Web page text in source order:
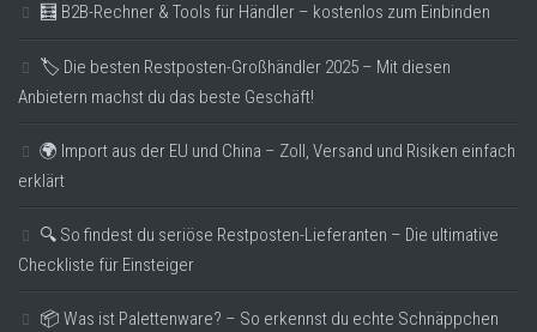
🧮 B2B-Rechner & Tools für Händler – kostenlos zum Einbinden
🏷️ Die besten Restposten-Großhändler 2025 – Mit diesen
Anbietern machst du das beste Geschäft!
🌍 Import aus der EU und China – Zoll, Versand und Risiken einfach
erklärt
🔍 So findest du seriöse Restposten-Lieferanten – Die ultimative
Checkliste für Einsteiger
📦 Was ist Palettenware? – So erkennst du echte Schnäppchen